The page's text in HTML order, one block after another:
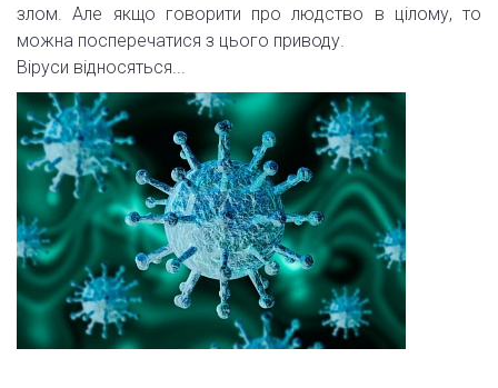
злом. Але якщо говорити про людство в цілому, то
можна посперечатися з цього приводу.
Віруси відносяться...